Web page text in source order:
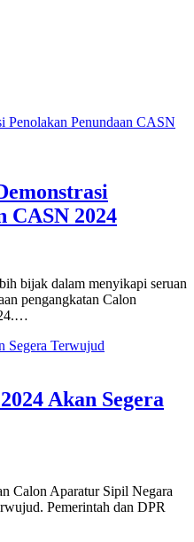
CASN 2024
bijak dalam menyikapi seruan
pengangkatan Calon
Akan Segera
Calon Aparatur Sipil Negara
Pemerintah dan DPR